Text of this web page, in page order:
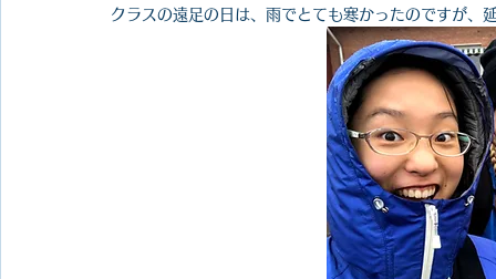
クラスの遠足の日は、雨でとても寒かったのですが、